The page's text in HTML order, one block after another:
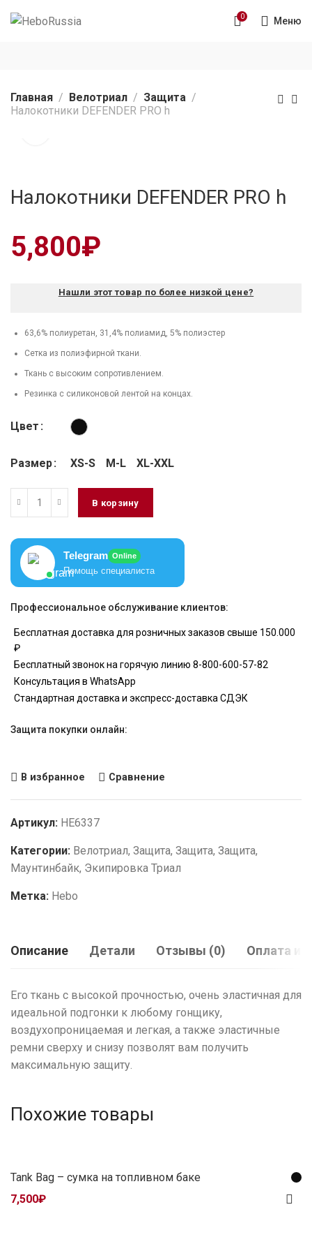
0 Меню
Главная Велотриал
Защита
Налокотники DEFENDER PRO h
Налокотники DEFENDER PRO h
5,800₽
Нашли этот товар по более низкой цене?
63,6% полиуретан, 31,4% полиамид, 5% полиэстер
Сетка из полиэфирной ткани.
Ткань с высоким сопротивлением.
Резинка с силиконовой лентой на концах.
Цвет
Размер XS-S M-L XL-XXL
В корзину
Telegram Online
Помощь специалиста
Профессиональное обслуживание клиентов:
Бесплатная доставка для розничных заказов свыше 150.000
₽
Бесплатный звонок на горячую линию 8-800-600-57-82
Консультация в WhatsApp
Стандартная доставка и экспресс-доставка СДЭК
Защита покупки онлайн:
В избранное Сравнение
Артикул: HE6337
Категории: Велотриал, Защита, Защита, Защита,
Маунтинбайк, Экипировка Триал
Метка: Hebo
Описание Детали Отзывы (0) Оплата и
Его ткань с высокой прочностью, очень эластичная для
идеальной подгонки к любому гонщику,
воздухопроницаемая и легкая, а также эластичные
ремни сверху и снизу позволят вам получить
максимальную защиту.
Похожие товары
Tank Bag – сумка на топливном баке
7,500₽